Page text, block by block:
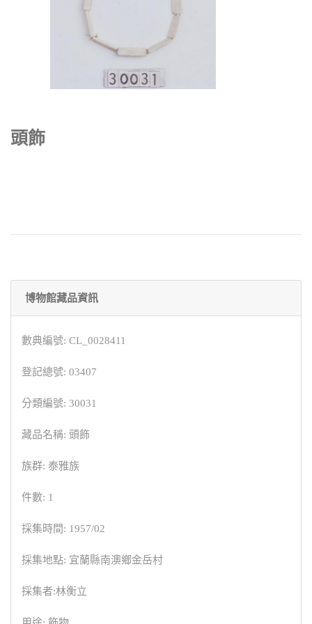
頭飾
博物館藏品資訊
數典編號: CL_0028411
登記總號: 03407
分類編號: 30031
藏品名稱: 頭飾
族群: 泰雅族
件數: 1
採集時間: 1957/02
採集地點: 宜蘭縣南澳鄉金岳村
採集者:林衡立